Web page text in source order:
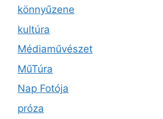
könnyűzene
kultúra
Médiaművészet
MűTúra
Nap Fotója
próza